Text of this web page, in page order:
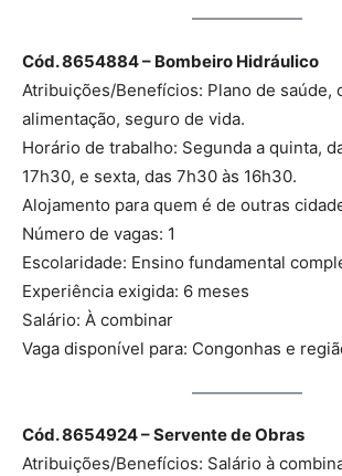
Cód. 8654884 – Bombeiro Hidráulico
Atribuições/Benefícios: Plano de saúde,
alimentação, seguro de vida.
Horário de trabalho: Segunda a quinta,
17h30, e sexta, das 7h30 às 16h30.
Alojamento para quem é de outras
Número de vagas: 1
Escolaridade: Ensino fundamental
Experiência exigida: 6 meses
Salário: À combinar
Vaga disponível para: Congonhas e
Cód. 8654924 – Servente de Obras
Atribuições/Benefícios: Salário à